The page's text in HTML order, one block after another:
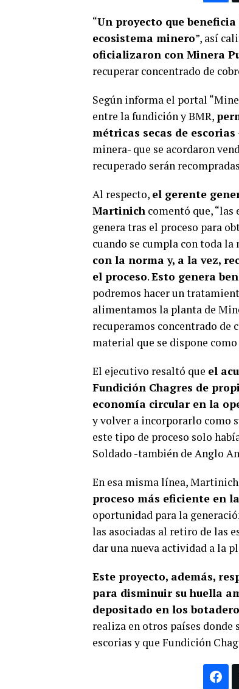
“Un proyecto que
ecosistema minero”, así
oficializaron con Minera
recuperar concentrado de
Según informa el portal
entre la fundición y BMR,
métricas secas de escorias
minera- que se acordaron
recuperado serán
Al respecto, el gerente
Martinich comentó que,
genera tras el proceso para
cuando se cumpla con toda
con la norma y, a la vez,
el proceso.Esto genera
podremos hacer un
alimentamos la planta de
recuperamos concentrado de
material que se dispone
El ejecutivo resaltó que el
Fundición Chagres de
economía circular en la
y volver a incorporarlo como
este tipo de proceso solo
Soldado -también de Anglo
En esa misma línea,
proceso más eficiente en
oportunidad para la
las asociadas al retiro de las
dar una nueva actividad a la
Este proyecto, además,
para disminuir su huella
depositado en los
realiza en otros países donde
escorias y que Fundición